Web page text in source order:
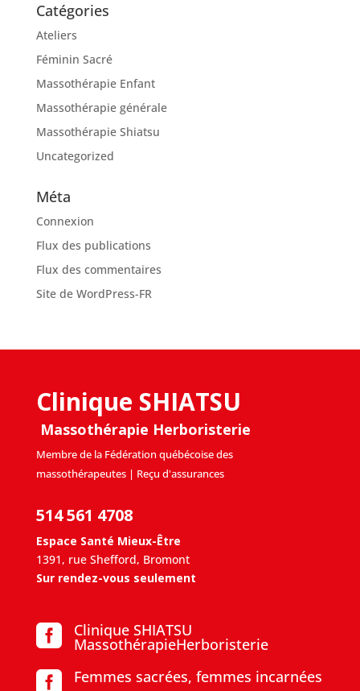
Catégories
Ateliers
Féminin Sacré
Massothérapie Enfant
Massothérapie générale
Massothérapie Shiatsu
Uncategorized
Méta
Connexion
Flux des publications
Flux des commentaires
Site de WordPress-FR
Clinique SHIATSU
Massothérapie Herboristerie
Membre de la Fédération québécoise des
massothérapeutes | Reçu d'assurances
514 561 4708
Espace Santé Mieux-Être
1391, rue Shefford, Bromont
Sur rendez-vous seulement
 Clinique SHIATSU
MassothérapieHerboristerie
 Femmes sacrées, femmes incarnées